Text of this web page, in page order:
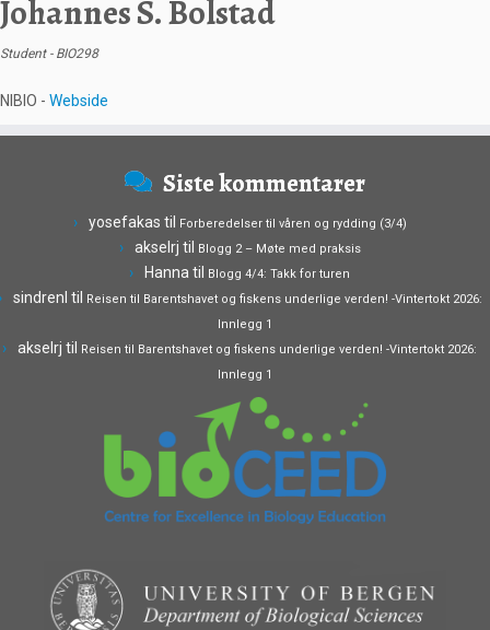
Johannes S. Bolstad
Student - BIO298
NIBIO - Webside
Siste kommentarer
yosefakas til Forberedelser til våren og rydding (3/4)
akselrj til Blogg 2 – Møte med praksis
Hanna til Blogg 4/4: Takk for turen
sindrenl til
Reisen til Barentshavet og fiskens underlige verden! -Vintertokt 2026:
Innlegg 1
akselrj til
Reisen til Barentshavet og fiskens underlige verden! -Vintertokt 2026:
Innlegg 1